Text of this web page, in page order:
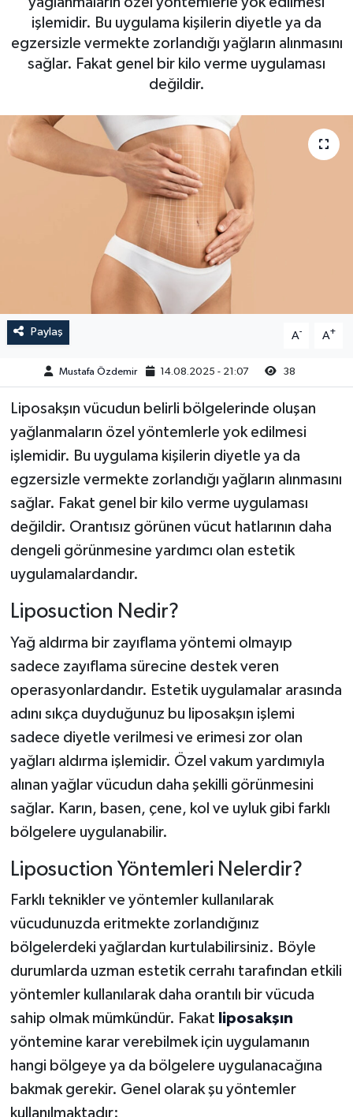
işlemidir. Bu uygulama kişilerin diyetle ya da
egzersizle vermekte zorlandığı yağların alınmasını
sağlar. Fakat genel bir kilo verme uygulaması
değildir.
Paylaş A- A+
Mustafa Özdemir 14.08.2025 - 21:07 38
Liposakşın vücudun belirli bölgelerinde oluşan
yağlanmaların özel yöntemlerle yok edilmesi
işlemidir. Bu uygulama kişilerin diyetle ya da
egzersizle vermekte zorlandığı yağların alınmasını
sağlar. Fakat genel bir kilo verme uygulaması
değildir. Orantısız görünen vücut hatlarının daha
dengeli görünmesine yardımcı olan estetik
uygulamalardandır.
Liposuction Nedir?
Yağ aldırma bir zayıflama yöntemi olmayıp
sadece zayıflama sürecine destek veren
operasyonlardandır. Estetik uygulamalar arasında
adını sıkça duyduğunuz bu liposakşın işlemi
sadece diyetle verilmesi ve erimesi zor olan
yağları aldırma işlemidir. Özel vakum yardımıyla
alınan yağlar vücudun daha şekilli görünmesini
sağlar. Karın, basen, çene, kol ve uyluk gibi farklı
bölgelere uygulanabilir.
Liposuction Yöntemleri Nelerdir?
Farklı teknikler ve yöntemler kullanılarak
vücudunuzda eritmekte zorlandığınız
bölgelerdeki yağlardan kurtulabilirsiniz. Böyle
durumlarda uzman estetik cerrahı tarafından etkili
yöntemler kullanılarak daha orantılı bir vücuda
sahip olmak mümkündür. Fakat liposakşın
yöntemine karar verebilmek için uygulamanın
hangi bölgeye ya da bölgelere uygulanacağına
bakmak gerekir. Genel olarak şu yöntemler
kullanılmaktadır:
Magazin
Duyurular
Kadın
Teknoloji
Akhisar Emlak
Duyurular
Tarım-Gıda
Röportaj
Akhisar Emlak
Ülke
Etiketler